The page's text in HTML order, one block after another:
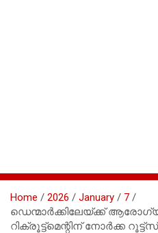
Home 2026 January
7
ഡെന്മാർക്കിലേയ്ക്ക്
റിക്രൂട്ട്‌മെന്റിന് നോർക്ക